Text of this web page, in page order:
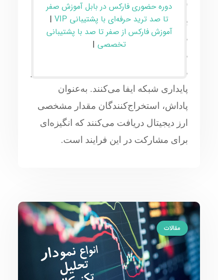
شده و در بلاک‌ها ثبت می‌شوند. این فرایند
با استفاده از توان محاسباتی برای حل
مسائل پیچیده ریاضی انجام می‌شود.
ماینرها یا استخراج‌کنندگان با ارائه توان
محاسباتی، نقش مهمی در تضمین امنیت و
پایداری شبکه ایفا می‌کنند. به‌عنوان
پاداش، استخراج‌کنندگان مقدار مشخصی
ارز دیجیتال دریافت می‌کنند که انگیزه‌ای
برای مشارکت در این فرایند است.
مقالات
دوره حضوری فارکس در بابل آموزش صفر
تا صد ترید حرفه‌ای با پشتیبانی VIP
|
آموزش فارکس از صفر تا صد با پشتیبانی
تخصصی |